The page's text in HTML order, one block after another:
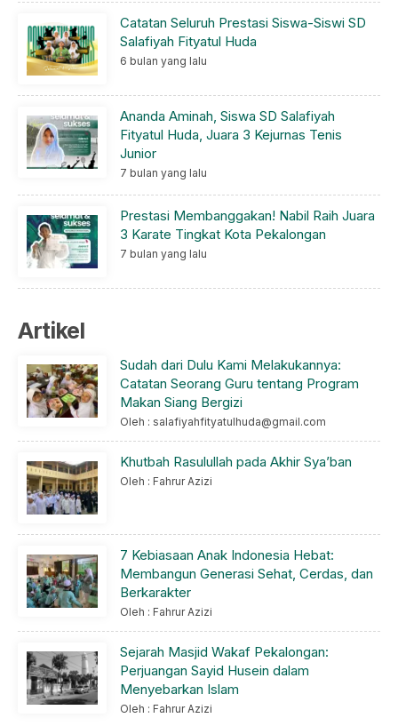
Catatan Seluruh Prestasi Siswa-Siswi SD
Salafiyah Fityatul Huda
6 bulan yang lalu
Ananda Aminah, Siswa SD Salafiyah
Fityatul Huda, Juara 3 Kejurnas Tenis
Junior
7 bulan yang lalu
Prestasi Membanggakan! Nabil Raih Juara
3 Karate Tingkat Kota Pekalongan
7 bulan yang lalu
Artikel
Sudah dari Dulu Kami Melakukannya:
Catatan Seorang Guru tentang Program
Makan Siang Bergizi
Oleh : salafiyahfityatulhuda@gmail.com
Khutbah Rasulullah pada Akhir Sya’ban
Oleh : Fahrur Azizi
7 Kebiasaan Anak Indonesia Hebat:
Membangun Generasi Sehat, Cerdas, dan
Berkarakter
Oleh : Fahrur Azizi
Sejarah Masjid Wakaf Pekalongan:
Perjuangan Sayid Husein dalam
Menyebarkan Islam
Oleh : Fahrur Azizi